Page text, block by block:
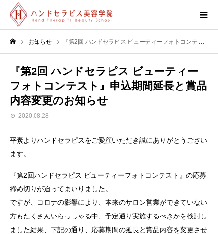
お知らせ 『第2回 ハンドセラピス ビューティーフォトコンテスト』申込期間延長と賞品内容変更のお知らせ
『第2回 ハンドセラピス ビューティー
フォトコンテスト』申込期間延長と賞品
内容変更のお知らせ
2020.08.28
平素よりハンドセラピスをご愛顧いただき誠にありがとうござい
ます。
『第2回ハンドセラピス ビューティーフォトコンテスト』の応募
締め切りが迫ってまいりました。
ですが、コロナの影響により、本来のサロン営業ができていない
方もたくさんいらっしゃる中、予定通り実施するべきかを検討し
ました結果、下記の通り、応募期間の延長と賞品内容を変更させ